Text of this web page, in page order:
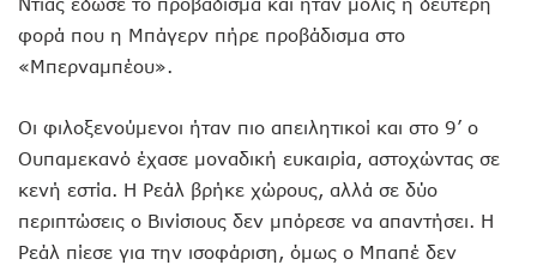
φορά που η Μπάγερν πήρε προβάδισμα στο
«Μπερναμπέου».
Οι φιλοξενούμενοι ήταν πιο απειλητικοί και στο 9’ ο
Ουπαμεκανό έχασε μοναδική ευκαιρία, αστοχώντας σε
κενή εστία. Η Ρεάλ βρήκε χώρους, αλλά σε δύο
περιπτώσεις ο Βινίσιους δεν μπόρεσε να απαντήσει. Η
Ρεάλ πίεσε για την ισοφάριση, όμως ο Μπαπέ δεν